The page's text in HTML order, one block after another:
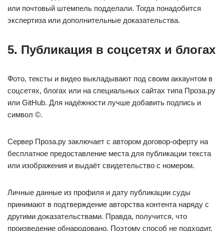
или почтовый штемпель подделали. Тогда понадобится
экспертиза или дополнительные доказательства.
5. Публикация в соцсетях и блогах
Фото, тексты и видео выкладывают под своим аккаунтом в
соцсетях, блогах или на специальных сайтах типа Проза.ру
или GitHub. Для надёжности лучше добавить подпись и
символ ©.
Сервер Проза.ру заключает с автором договор-оферту на
бесплатное предоставление места для публикации текста
или изображения и выдаёт свидетельство с номером.
Личные данные из профиля и дату публикации суды
принимают в подтверждение авторства контента наряду с
другими доказательствами. Правда, получится, что
произведение обнародовано. Поэтому способ не подходит,